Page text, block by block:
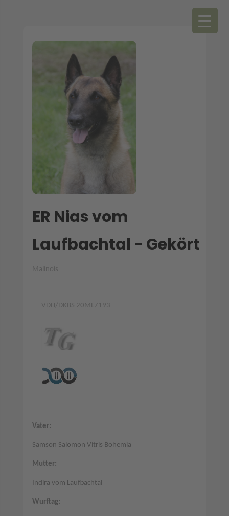
ER Nias vom
Laufbachtal - Gekört
Malinois
VDH/DKBS 20ML7193
Vater:
Samson Salomon Vitris Bohemia
Mutter:
Indira vom Laufbachtal
Wurftag: